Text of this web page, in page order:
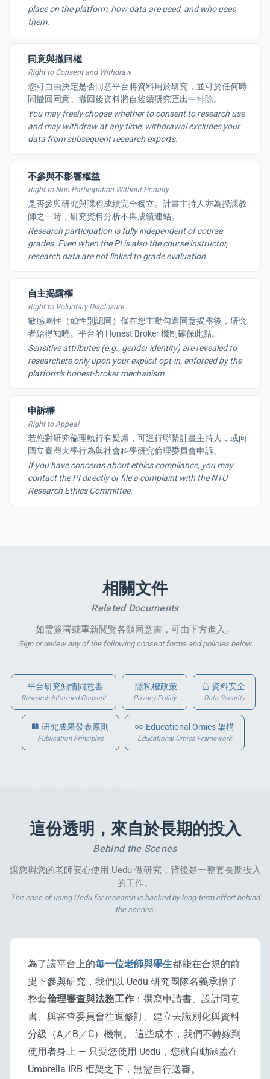
place on the platform, how data are used, and who uses
them.
同意與撤回權
Right to Consent and Withdraw
您可自由決定是否同意平台將資料用於研究，並可於任何時
間撤回同意。撤回後資料將自後續研究匯出中排除。
You may freely choose whether to consent to research use
and may withdraw at any time; withdrawal excludes your
data from subsequent research exports.
不參與不影響權益
Right to Non-Participation Without Penalty
是否參與研究與課程成績完全獨立。計畫主持人亦為授課教
師之一時，研究資料分析不與成績連結。
Research participation is fully independent of course
grades. Even when the PI is also the course instructor,
research data are not linked to grade evaluation.
自主揭露權
Right to Voluntary Disclosure
敏感屬性（如性別認同）僅在您主動勾選同意揭露後，研究
者始得知曉。平台的 Honest Broker 機制確保此點。
Sensitive attributes (e.g., gender identity) are revealed to
researchers only upon your explicit opt-in, enforced by the
platform's honest-broker mechanism.
申訴權
Right to Appeal
若您對研究倫理執行有疑慮，可逕行聯繫計畫主持人，或向
國立臺灣大學行為與社會科學研究倫理委員會申訴。
If you have concerns about ethics compliance, you may
contact the PI directly or file a complaint with the NTU
Research Ethics Committee.
相關文件
Related Documents
如需簽署或重新閱覽各類同意書，可由下方進入。
Sign or review any of the following consent forms and policies below.
平台研究知情同意書
Research Informed Consent
隱私權政策
Privacy Policy
資料安全
Data Security
研究成果發表原則
Publication Principles
Educational Omics 架構
Educational Omics Framework
這份透明，來自於長期的投入
Behind the Scenes
讓您與您的老師安心使用 Uedu 做研究，背後是一整套長期投入
的工作。
The ease of using Uedu for research is backed by long-term effort behind
the scenes.
為了讓平台上的每一位老師與學生都能在合規的前
提下參與研究，我們以 Uedu 研究團隊名義承擔了
整套倫理審查與法務工作 ：撰寫申請書、設計同意
書、與審查委員會往返修訂、建立去識別化與資料
分級（A／B／C）機制。 這些成本，我們不轉嫁到
使用者身上 — 只要您使用 Uedu，您就自動涵蓋在
Umbrella IRB 框架之下，無需自行送審。